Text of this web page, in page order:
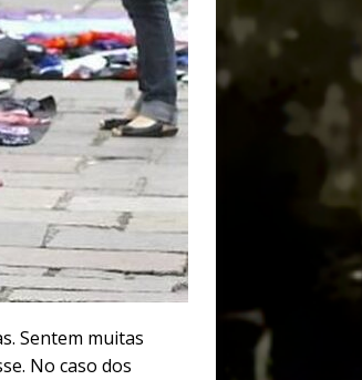
Sentem muitas
No caso dos